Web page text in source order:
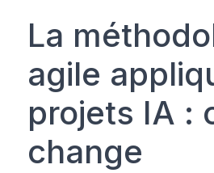
La
agile
projets IA :
change